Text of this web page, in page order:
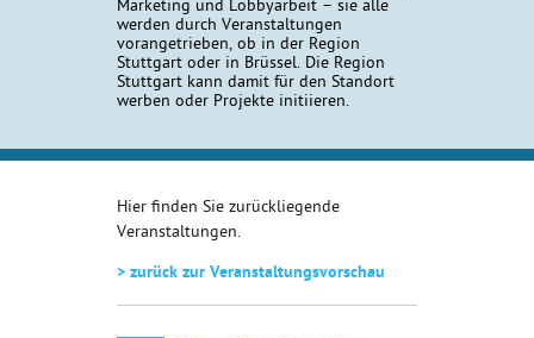
Marketing und Lobbyarbeit – sie alle
werden durch Veranstaltungen
vorangetrieben, ob in der Region
Stuttgart oder in Brüssel. Die Region
Stuttgart kann damit für den Standort
werben oder Projekte initiieren.
Hier finden Sie zurückliegende
Veranstaltungen.
> zurück zur Veranstaltungsvorschau